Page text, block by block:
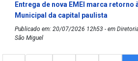
Entrega de nova EMEI marca retorno
Municipal da capital paulista
Publicado em: 20/07/2026 12h53 - em
São Miguel